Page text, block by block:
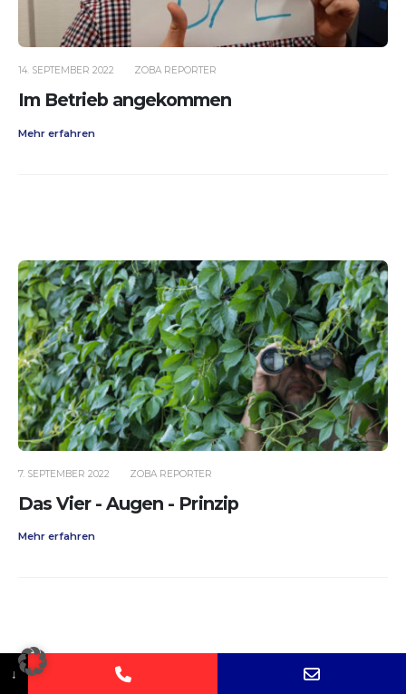
14. SEPTEMBER 2022 ZOBA REPORTER
Im Betrieb angekommen
Mehr erfahren
7. SEPTEMBER 2022 ZOBA REPORTER
Das Vier - Augen - Prinzip
Mehr erfahren
↓